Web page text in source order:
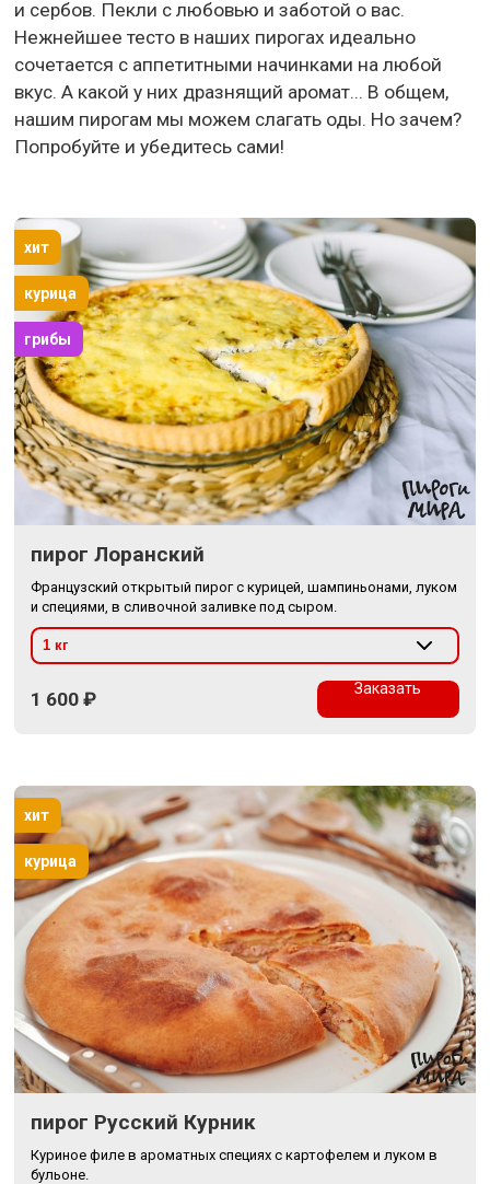
и сербов. Пекли с любовью и заботой о вас.
Нежнейшее тесто в наших пирогах идеально
сочетается с аппетитными начинками на любой
вкус. А какой у них дразнящий аромат... В общем,
нашим пирогам мы можем слагать оды. Но зачем?
Попробуйте и убедитесь сами!
пирог Лоранский
Французский открытый пирог с курицей, шампиньонами, луком
и специями, в сливочной заливке под сыром.
1 600 ₽ Заказать
хит
курица
грибы
пирог Русский Курник
Куриное филе в ароматных специях с картофелем и луком в
бульоне.
хит
курица